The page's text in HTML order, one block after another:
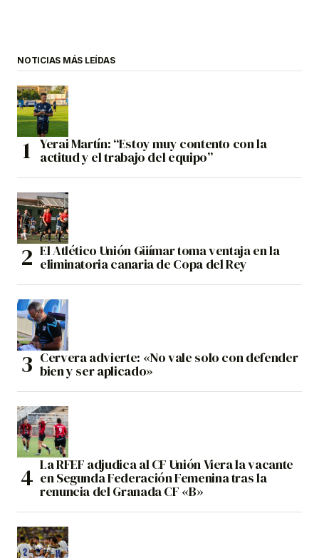
NOTICIAS MÁS LEÍDAS
Yerai Martín: “Estoy muy contento con la
actitud y el trabajo del equipo”
El Atlético Unión Güímar toma ventaja en la
eliminatoria canaria de Copa del Rey
Cervera advierte: «No vale solo con defender
bien y ser aplicado»
La RFEF adjudica al CF Unión Viera la vacante
en Segunda Federación Femenina tras la
renuncia del Granada CF «B»